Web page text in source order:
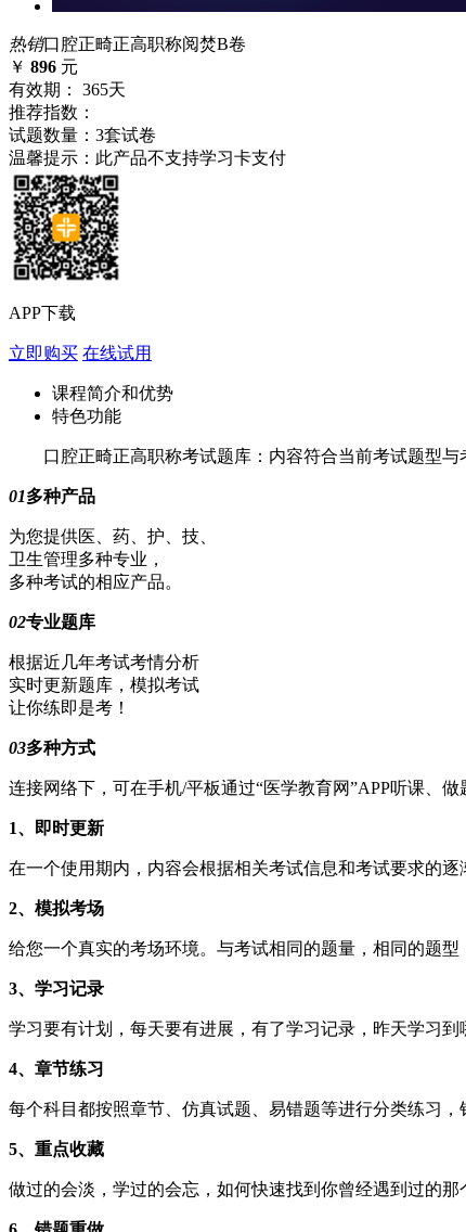
热销口腔正畸正高职称阅焚B卷
￥ 896 元
有效期： 365天
推荐指数：
试题数量：3套试卷
温馨提示：此产品不支持学习卡支付
APP下载
立即购买 在线试用
课程简介和优势
特色功能
口腔正畸正高职称考试题库：内容符合当前考试题型与
01多种产品
为您提供医、药、护、技、
卫生管理多种专业，
多种考试的相应产品。
02专业题库
根据近几年考试考情分析
实时更新题库，模拟考试
让你练即是考！
03多种方式
连接网络下，可在手机/平板通过“医学教育网”APP听课、
1、即时更新
在一个使用期内，内容会根据相关考试信息和考试要求的
2、模拟考场
给您一个真实的考场环境。与考试相同的题量，相同的题
3、学习记录
学习要有计划，每天要有进展，有了学习记录，昨天学习到
4、章节练习
每个科目都按照章节、仿真试题、易错题等进行分类练习，
5、重点收藏
做过的会淡，学过的会忘，如何快速找到你曾经遇到过的